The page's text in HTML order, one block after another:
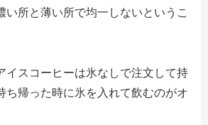
い所と薄い所で均一しないというこ
イスコーヒーは氷なしで注文して持
ち帰った時に氷を入れて飲むのがオ